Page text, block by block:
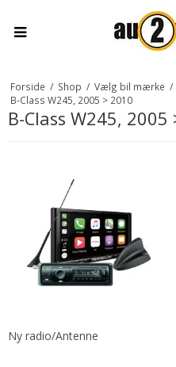
Forside / Shop / Vælg bil mærke /
B-Class W245, 2005 > 2010
B-Class W245, 2005
Ny radio/Antenne